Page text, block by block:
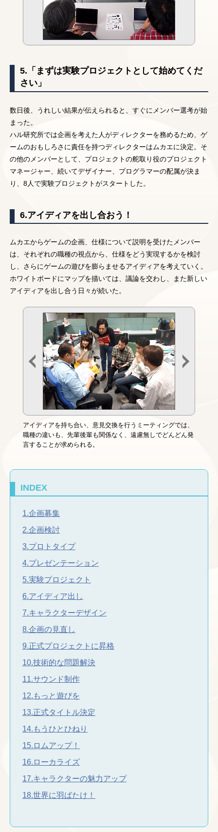
5.「まずは実験プロジェクトとして始めてくだ
さい」
数日後、うれしい結果が伝えられると、すぐにメンバー選考が始
まった。
ハル研究所では企画を考えた人がディレクターを務めるため、ゲ
ームのおもしろさに責任を持つディレクターはムカエに決定。そ
の他のメンバーとして、プロジェクトの舵取り役のプロジェクト
マネージャー、続いてデザイナー、プログラマーの配属が決ま
り、8人で実験プロジェクトがスタートした。
6.アイディアを出し合おう！
ムカエからゲームの企画、仕様について説明を受けたメンバー
は、それぞれの職種の視点から、仕様をどう実現するかを検討
し、さらにゲームの遊びを膨らませるアイディアを考えていく。
ホワイトボードにマップを描いては、議論を交わし、また新しい
アイディアを出し合う日々が続いた。
アイディアを持ち合い、意見交換を行うミーティングでは、
職種の違いも、先輩後輩も関係なく、遠慮無しでどんどん発
言することが求められる。
INDEX
1.企画募集
2.企画検討
3.プロトタイプ
4.プレゼンテーション
5.実験プロジェクト
6.アイディア出し
7.キャラクターデザイン
8.企画の見直し
9.正式プロジェクトに昇格
10.技術的な問題解決
11.サウンド制作
12.もっと遊びを
13.正式タイトル決定
14.もうひとひねり
15.ロムアップ！
16.ローカライズ
17.キャラクターの魅力アップ
18.世界に羽ばたけ！